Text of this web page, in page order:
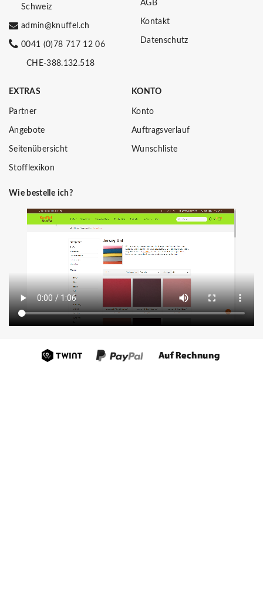
Schweiz
admin@knuffel.ch
0041 (0)78 717 12 06
CHE-388.132.518
AGB
Kontakt
Datenschutz
EXTRAS
Partner
Angebote
Seitenübersicht
Stofflexikon
KONTO
Konto
Auftragsverlauf
Wunschliste
Wie bestelle ich?